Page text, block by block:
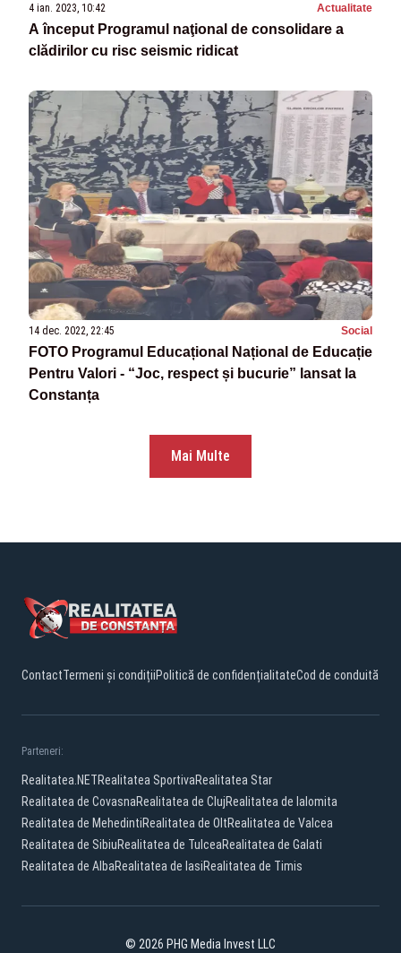
4 ian. 2023, 10:42 Actualitate
A început Programul naţional de consolidare a
clădirilor cu risc seismic ridicat
14 dec. 2022, 22:45 Social
FOTO Programul Educațional Național de Educație
Pentru Valori - “Joc, respect și bucurie” lansat la
Constanța
Mai Multe
ContactTermeni și condițiiPolitică de confidențialitateCod de conduită
Parteneri:
Realitatea.NETRealitatea SportivaRealitatea Star
Realitatea de CovasnaRealitatea de ClujRealitatea de Ialomita
Realitatea de MehedintiRealitatea de OltRealitatea de Valcea
Realitatea de SibiuRealitatea de TulceaRealitatea de Galati
Realitatea de AlbaRealitatea de IasiRealitatea de Timis
© 2026 PHG Media Invest LLC